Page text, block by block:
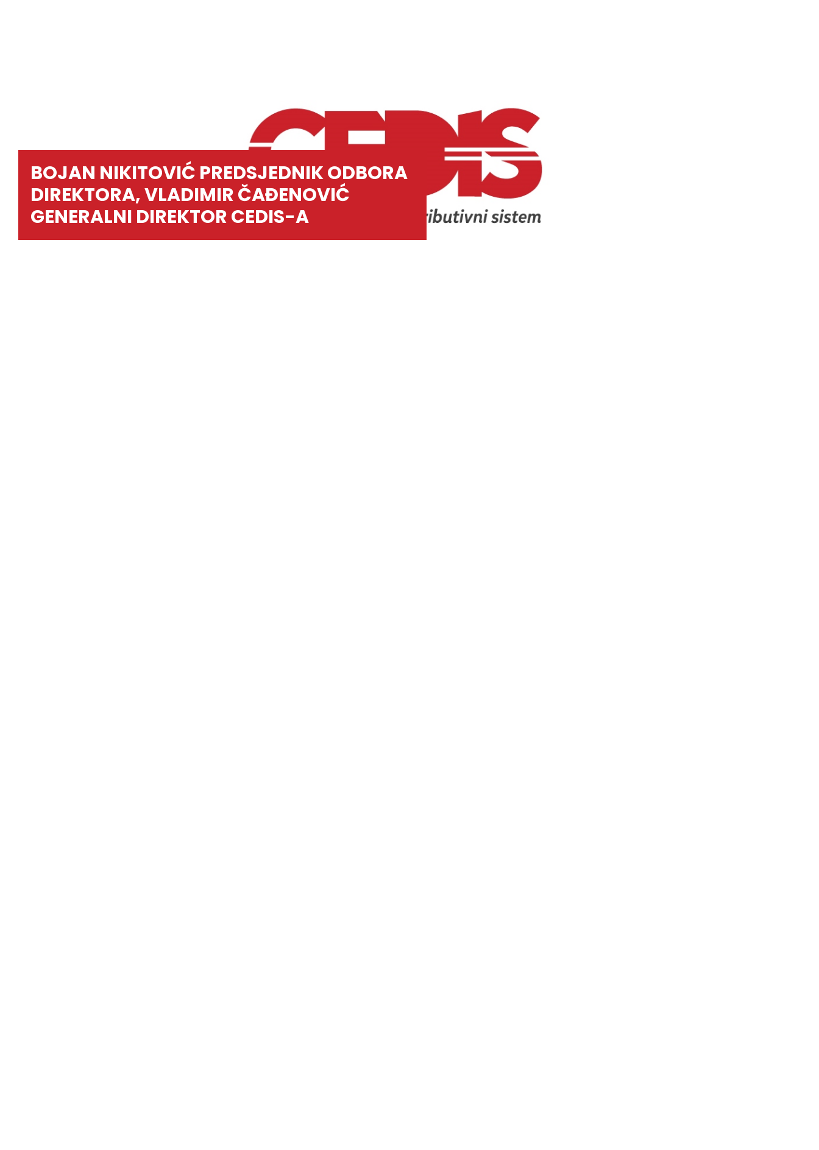
BOJAN NIKITOVIĆ PREDSJEDNIK ODBORA
DIREKTORA, VLADIMIR ČAĐENOVIĆ
GENERALNI DIREKTOR CEDIS-A